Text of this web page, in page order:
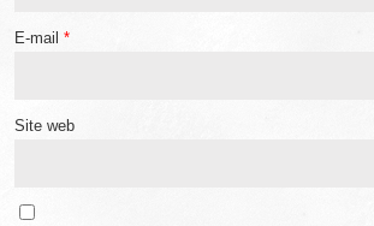
E-mail *
Site web